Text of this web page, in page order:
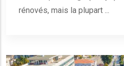
rénovés, mais la plupart ...